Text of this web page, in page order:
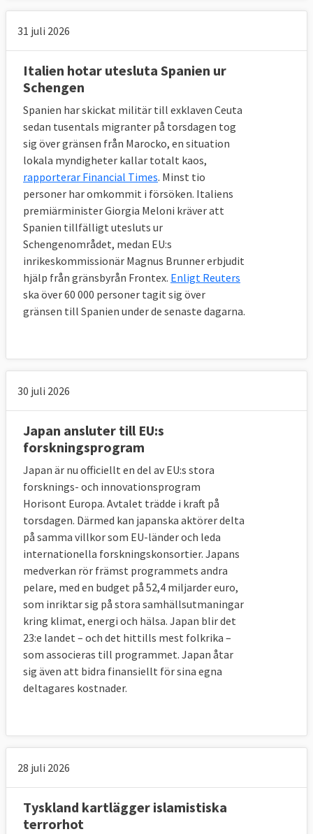
31 juli 2026
Italien hotar utesluta Spanien ur
Schengen
Spanien har skickat militär till exklaven Ceuta
sedan tusentals migranter på torsdagen tog
sig över gränsen från Marocko, en situation
lokala myndigheter kallar totalt kaos,
rapporterar Financial Times. Minst tio
personer har omkommit i försöken. Italiens
premiärminister Giorgia Meloni kräver att
Spanien tillfälligt utesluts ur
Schengenområdet, medan EU:s
inrikeskommissionär Magnus Brunner erbjudit
hjälp från gränsbyrån Frontex. Enligt Reuters
ska över 60 000 personer tagit sig över
gränsen till Spanien under de senaste dagarna.
30 juli 2026
Japan ansluter till EU:s
forskningsprogram
Japan är nu officiellt en del av EU:s stora
forsknings- och innovationsprogram
Horisont Europa. Avtalet trädde i kraft på
torsdagen. Därmed kan japanska aktörer delta
på samma villkor som EU-länder och leda
internationella forskningskonsortier. Japans
medverkan rör främst programmets andra
pelare, med en budget på 52,4 miljarder euro,
som inriktar sig på stora samhällsutmaningar
kring klimat, energi och hälsa. Japan blir det
23:e landet – och det hittills mest folkrika –
som associeras till programmet. Japan åtar
sig även att bidra finansiellt för sina egna
deltagares kostnader.
28 juli 2026
Tyskland kartlägger islamistiska
terrorhot